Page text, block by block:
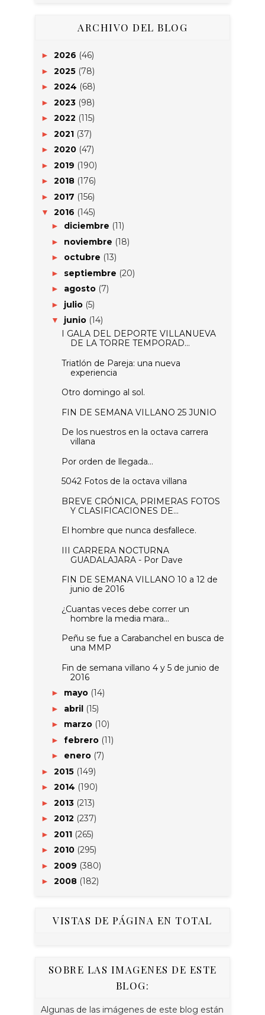
ARCHIVO DEL BLOG
► 2026 (46)
► 2025 (78)
► 2024 (68)
► 2023 (98)
► 2022 (115)
► 2021 (37)
► 2020 (47)
► 2019 (190)
► 2018 (176)
► 2017 (156)
▼ 2016 (145)
► diciembre (11)
► noviembre (18)
► octubre (13)
► septiembre (20)
► agosto (7)
► julio (5)
▼ junio (14)
I GALA DEL DEPORTE VILLANUEVA
DE LA TORRE TEMPORAD...
Triatlón de Pareja: una nueva
experiencia
Otro domingo al sol.
FIN DE SEMANA VILLANO 25 JUNIO
De los nuestros en la octava carrera
villana
Por orden de llegada…
5042 Fotos de la octava villana
BREVE CRÓNICA, PRIMERAS FOTOS
Y CLASIFICACIONES DE...
El hombre que nunca desfallece.
III CARRERA NOCTURNA
GUADALAJARA - Por Dave
FIN DE SEMANA VILLANO 10 a 12 de
junio de 2016
¿Cuantas veces debe correr un
hombre la media mara...
Peñu se fue a Carabanchel en busca de
una MMP
Fin de semana villano 4 y 5 de junio de
2016
► mayo (14)
► abril (15)
► marzo (10)
► febrero (11)
► enero (7)
► 2015 (149)
► 2014 (190)
► 2013 (213)
► 2012 (237)
► 2011 (265)
► 2010 (295)
► 2009 (380)
► 2008 (182)
VISTAS DE PÁGINA EN TOTAL
SOBRE LAS IMAGENES DE ESTE
BLOG:
Algunas de las imágenes de este blog están